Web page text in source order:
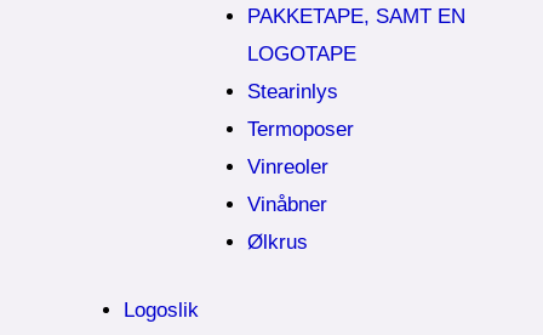
PAKKETAPE, SAMT EN
LOGOTAPE
Stearinlys
Termoposer
Vinreoler
Vinåbner
Ølkrus
Logoslik